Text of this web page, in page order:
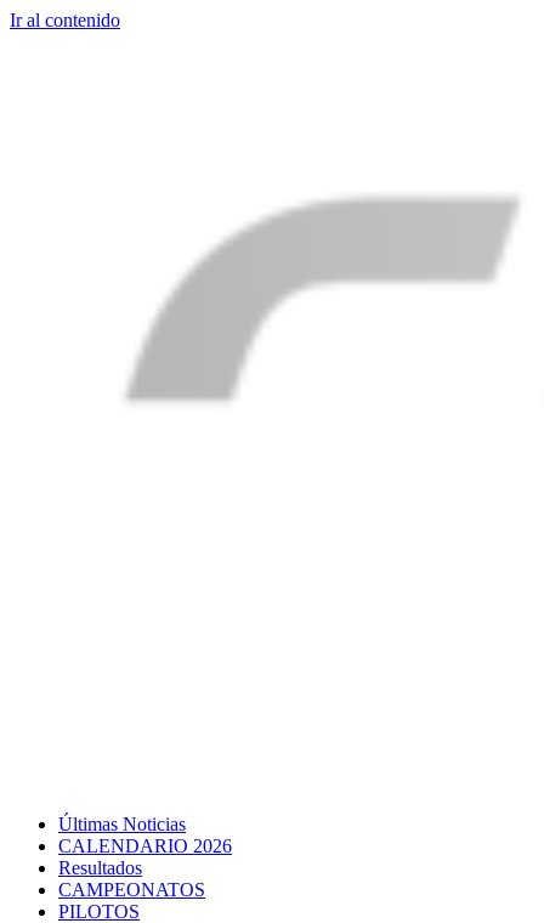
Ir al contenido
Últimas Noticias
CALENDARIO 2026
Resultados
CAMPEONATOS
PILOTOS